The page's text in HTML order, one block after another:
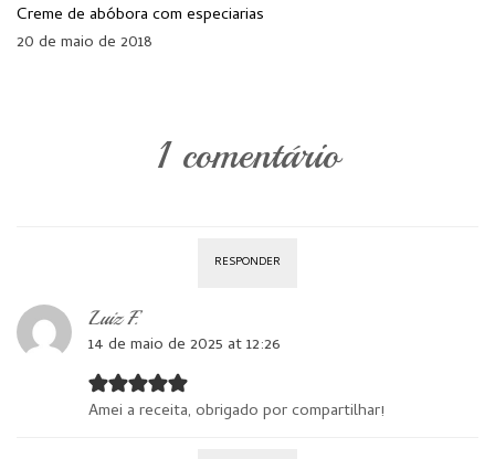
Creme de abóbora com especiarias
20 de maio de 2018
1 comentário
RESPONDER
Luiz F.
14 de maio de 2025 at 12:26
Amei a receita, obrigado por compartilhar!